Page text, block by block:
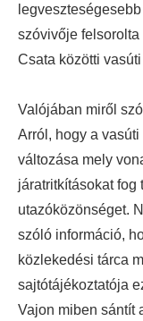
szóvivője
Csata közötti
Valójában miről
Arról, hogy a
változása mely
járatritkításokat fog
utazóközönséget.
szóló információ,
közlekedési tárca
sajtótájékoztatója
Vajon miben sántít